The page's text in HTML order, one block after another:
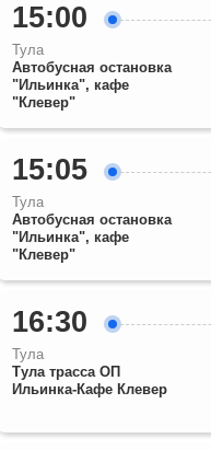
15:00
Тула
Автобусная остановка
"Ильинка", кафе
"Клевер"
15:05
Тула
Автобусная остановка
"Ильинка", кафе
"Клевер"
16:30
Тула
Тула трасса ОП
Ильинка-Кафе Клевер